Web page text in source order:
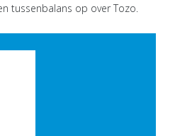
tussenbalans op over Tozo.